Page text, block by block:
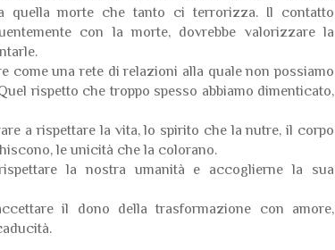
quella morte che tanto ci terrorizza. Il contatto
con la morte, dovrebbe valorizzare la
come una rete di relazioni alla quale non possiamo
rispetto che troppo spesso abbiamo dimenticato,
a rispettare la vita, lo spirito che la nutre, il corpo
le unicità che la colorano.
la nostra umanità e accoglierne la sua
il dono della trasformazione con amore,